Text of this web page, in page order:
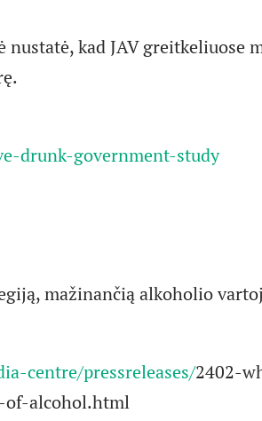
nustatė, kad JAV greitkeliuose
drunk-government-study
mažinančią alkoholio
centre/pressreleases/2402-
of-alcohol.html